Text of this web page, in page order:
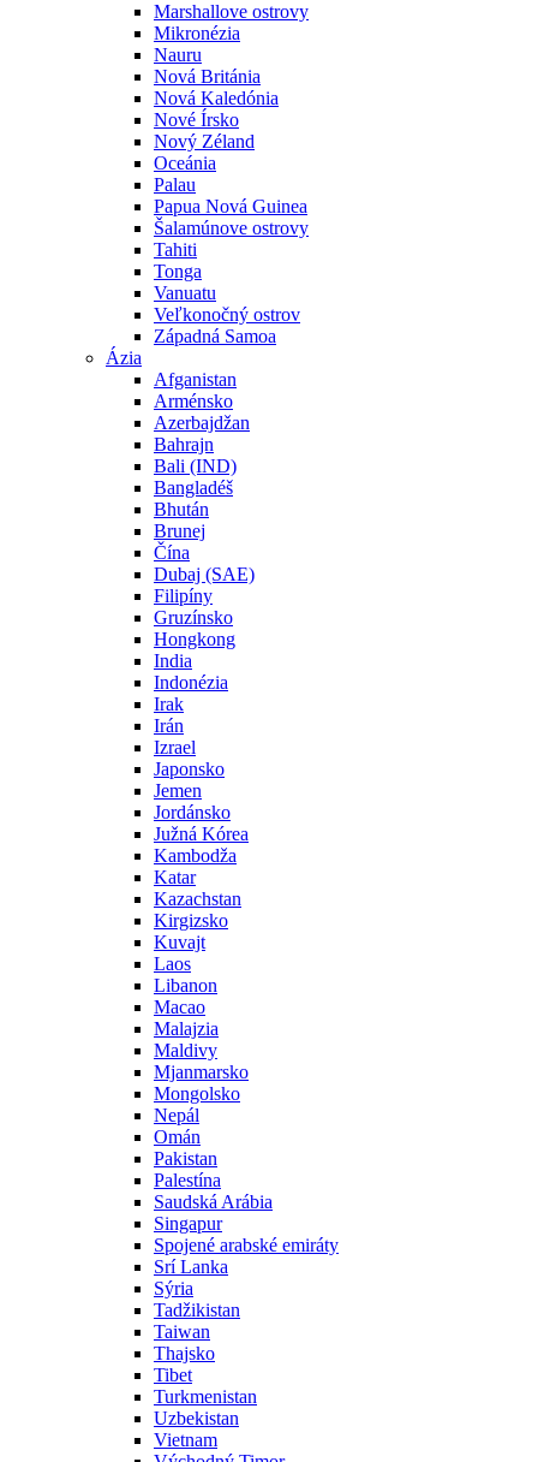
Marshallove ostrovy
Mikronézia
Nauru
Nová Británia
Nová Kaledónia
Nové Írsko
Nový Zéland
Oceánia
Palau
Papua Nová Guinea
Šalamúnove ostrovy
Tahiti
Tonga
Vanuatu
Veľkonočný ostrov
Západná Samoa
Ázia
Afganistan
Arménsko
Azerbajdžan
Bahrajn
Bali (IND)
Bangladéš
Bhután
Brunej
Čína
Dubaj (SAE)
Filipíny
Gruzínsko
Hongkong
India
Indonézia
Irak
Irán
Izrael
Japonsko
Jemen
Jordánsko
Južná Kórea
Kambodža
Katar
Kazachstan
Kirgizsko
Kuvajt
Laos
Libanon
Macao
Malajzia
Maldivy
Mjanmarsko
Mongolsko
Nepál
Omán
Pakistan
Palestína
Saudská Arábia
Singapur
Spojené arabské emiráty
Srí Lanka
Sýria
Tadžikistan
Taiwan
Thajsko
Tibet
Turkmenistan
Uzbekistan
Vietnam